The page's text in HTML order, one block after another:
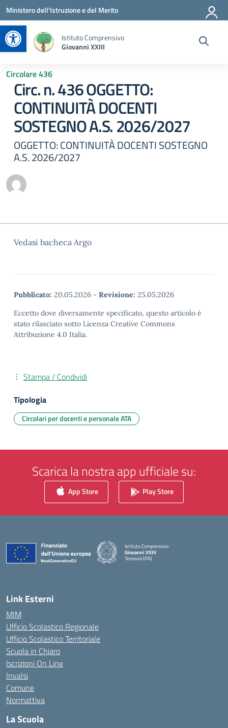
Apri la barra degli strumenti
Vai ai contenuti
Vai al menu di navigazione
Vai al footer
Ministero dell'Istruzione e del Merito
Istituto Comprensivo
Giovanni XXIII
Circolare 436
Circ. n. 436 OGGETTO:
CONTINUITÀ DOCENTI
SOSTEGNO A.S. 2026/2027
OGGETTO: CONTINUITÀ DOCENTI SOSTEGNO
A.S. 2026/2027
Vedasi bacheca Argo
Pubblicato: 20.05.2026 - Revisione: 25.05.2026
Eccetto dove diversamente specificato, questo articolo è
stato rilasciato sotto Licenza Creative Commons
Attribuzione 4.0 Italia.
Stampa / Condividi
Tipologia
Circolari per docenti e personale ATA
Scarica la nostra app ufficiale su:
App Store Play Store
Istituto Comprensivo
Giovanni XXIII
Terrasini (PA)
Link Esterni
MIM
Ufficio Scolastico Regionale
Ufficio Scolastico Territoriale
Scuola in Chiaro
Iscrizioni On Line
Invalsi
Comune
Normattiva
La Scuola